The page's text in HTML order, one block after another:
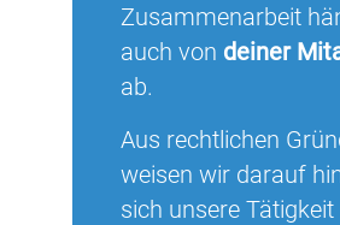
Zusammenarbeit
auch von deiner
ab.
Aus rechtlichen
weisen wir darauf
sich unsere Tätigkeit